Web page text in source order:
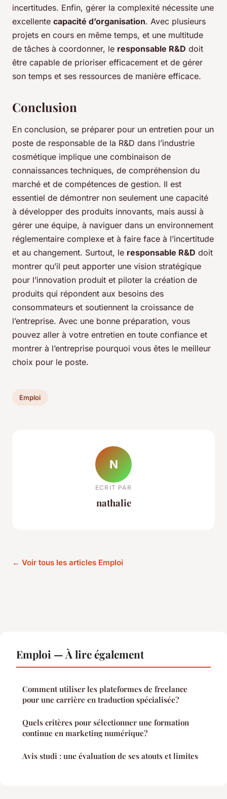
incertitudes. Enfin, gérer la complexité nécessite une
excellente capacité d’organisation. Avec plusieurs
projets en cours en même temps, et une multitude
de tâches à coordonner, le responsable R&D doit
être capable de prioriser efficacement et de gérer
son temps et ses ressources de manière efficace.
Conclusion
En conclusion, se préparer pour un entretien pour un
poste de responsable de la R&D dans l’industrie
cosmétique implique une combinaison de
connaissances techniques, de compréhension du
marché et de compétences de gestion. Il est
essentiel de démontrer non seulement une capacité
à développer des produits innovants, mais aussi à
gérer une équipe, à naviguer dans un environnement
réglementaire complexe et à faire face à l’incertitude
et au changement. Surtout, le responsable R&D doit
montrer qu’il peut apporter une vision stratégique
pour l’innovation produit et piloter la création de
produits qui répondent aux besoins des
consommateurs et soutiennent la croissance de
l’entreprise. Avec une bonne préparation, vous
pouvez aller à votre entretien en toute confiance et
montrer à l’entreprise pourquoi vous êtes le meilleur
choix pour le poste.
Emploi
N
ECRIT PAR
nathalie
← Voir tous les articles Emploi
Emploi — À lire également
Comment utiliser les plateformes de freelance
pour une carrière en traduction spécialisée?
Quels critères pour sélectionner une formation
continue en marketing numérique?
Avis studi : une évaluation de ses atouts et limites